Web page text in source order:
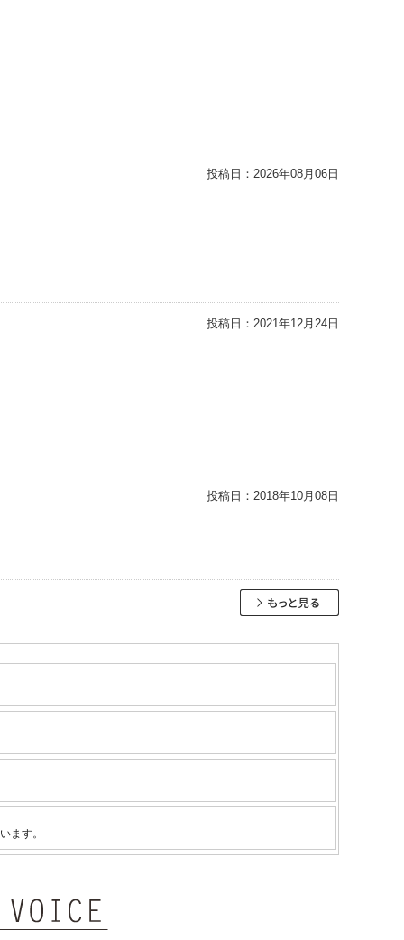
投稿日： 2026年08月06日
投稿日： 2021年12月24日
投稿日： 2018年10月08日